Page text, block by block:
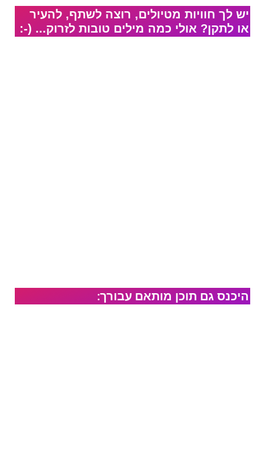
יש לך חוויות מטיולים, רוצה לשתף, להעיר
או לתקן? אולי כמה מילים טובות לזרוק... (-:
היכנס גם תוכן מותאם עבורך: